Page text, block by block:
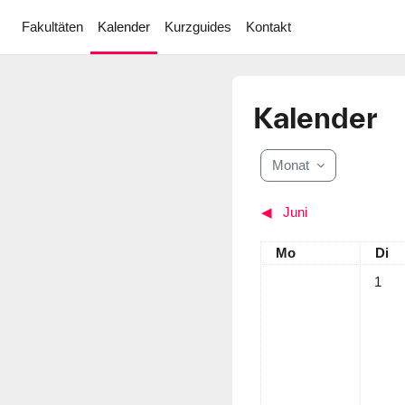
Fakultäten
Kalender Kurzguides Kontakt
Kalender
Monat
◀︎ Juni
Montag
Mo Di
Keine
1